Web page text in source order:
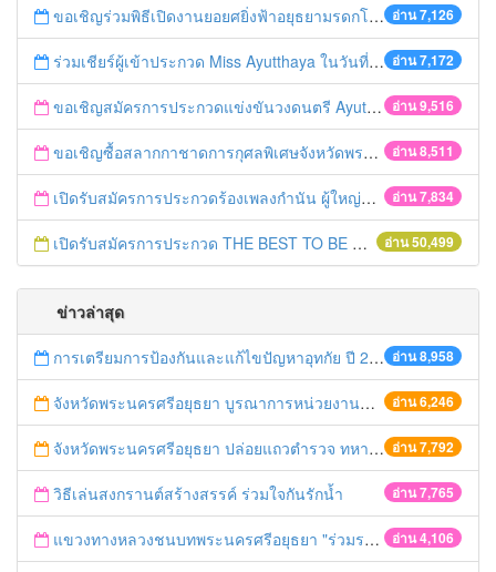
อ่าน 7,126
ขอเชิญร่วมพิธีเปิดงานยอยศยิ่งฟ้าอยุธยามรดกโลก
อ่าน 7,172
ร่วมเชียร์ผู้เข้าประกวด Miss Ayutthaya ในวันที่ 15 ธันวาคม 2560
อ่าน 9,516
ขอเชิญสมัครการประกวดแข่งขันวงดนตรี Ayutthaya battle of the bands
อ่าน 8,511
ขอเชิญซื้อสลากกาชาดการกุศลพิเศษจังหวัดพระนครศรีอยุธยา 2560
อ่าน 7,834
เปิดรับสมัครการประกวดร้องเพลงกำนัน ผู้ใหญ่บ้าน ฯลฯ
อ่าน 50,499
เปิดรับสมัครการประกวด THE BEST TO BE NUMBER ONE
ข่าวล่าสุด
อ่าน 8,958
การเตรียมการป้องกันและแก้ไขปัญหาอุทกัย ปี 2561
อ่าน 6,246
จังหวัดพระนครศรีอยุธยา บูรณาการหน่วยงานที่เกี่ยวข้อง ลงพื้นที่จัดระเบียบและดำเนินมาตรการตามบทลงโทษสูงสุดกับผู้ประกอบการร้านค้าที่ยังฝ่าฝืนตั้งร้านค้ารุกล้ำเขตพื้นที่ทางหลวง เตรียมความปลอดภัยก่อนเทศกาลสงกรานต์
อ่าน 7,792
จังหวัดพระนครศรีอยุธยา ปล่อยแถวตำรวจ ทหาร ฝ่ายปกครอง กว่า 100 นาย ตรวจเข้มท่ารถสาธารณะ สถานีขนส่งรถโดยสาร วินรถตู้ และสถานีรถไฟ เตรียมรับมือเทศกาลสงกรานต์
อ่าน 7,765
วิธีเล่นสงกรานต์สร้างสรรค์ ร่วมใจกันรักน้ำ
อ่าน 4,106
แขวงทางหลวงชนบทพระนครศรีอยุธยา "ร่วมรณรงค์ ขับช้า เปิดไฟหน้า คาดเข็มขัด" เทศกาลสงกรานต์ ปี 2561